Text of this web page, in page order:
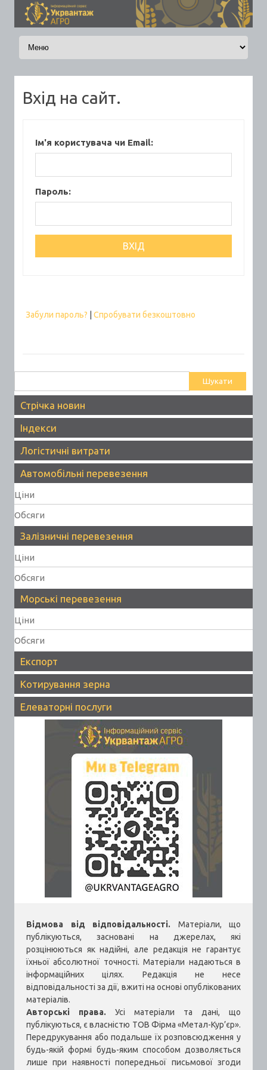
Skip to content
Вхід на сайт.
Ім'я користувача чи Email:
Пароль:
Забули пароль? Спробувати безкоштовно
Стрічка новин
Індекси
Логістичні витрати
Автомобільні перевезення
Ціни
Обсяги
Залізничні перевезення
Ціни
Обсяги
Морські перевезення
Ціни
Обсяги
Експорт
Котирування зерна
Елеваторні послуги
Відмова від відповідальності. Матеріали, що
публікуються, засновані на джерелах, які
розцінюються як надійні, але редакція не гарантує
їхньої абсолютної точності. Матеріали надаються в
інформаційних цілях. Редакція не несе
відповідальності за дії, вжиті на основі опублікованих
матеріалів.
Авторські права. Усі матеріали та дані, що
публікуються, є власністю ТОВ Фірма «Метал-Кур’єр».
Передрукування або подальше їх розповсюдження у
будь-якій формі будь-яким способом дозволяється
лише при наявності попередньої письмової згоди